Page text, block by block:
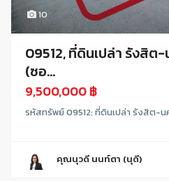
10
09512, ที่ดินเปล่า รังสิต
(ซอ...
9,500,000 ฿
รหัสทรัพย์ 09512: ที่ดินเปล่า รังสิต-น
คุณนุวดี นนท์ตา (นุดี)